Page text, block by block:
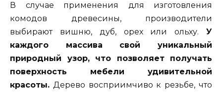
В случае применения для изготовления
комодов древесины, производители
выбирают вишню, дуб, орех или ольху. У
каждого массива свой уникальный
природный узор, что позволяет получать
поверхность мебели удивительной
красоты. Дерево восприимчиво к резьбе, что